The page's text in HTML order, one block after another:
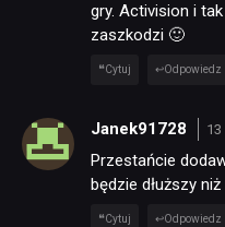
gry. Activision i
zaszkodzi 🙂
Cytuj Odpowiedz
Janek91728
Przestańcie
będzie dłuższy
Cytuj Odpowiedz